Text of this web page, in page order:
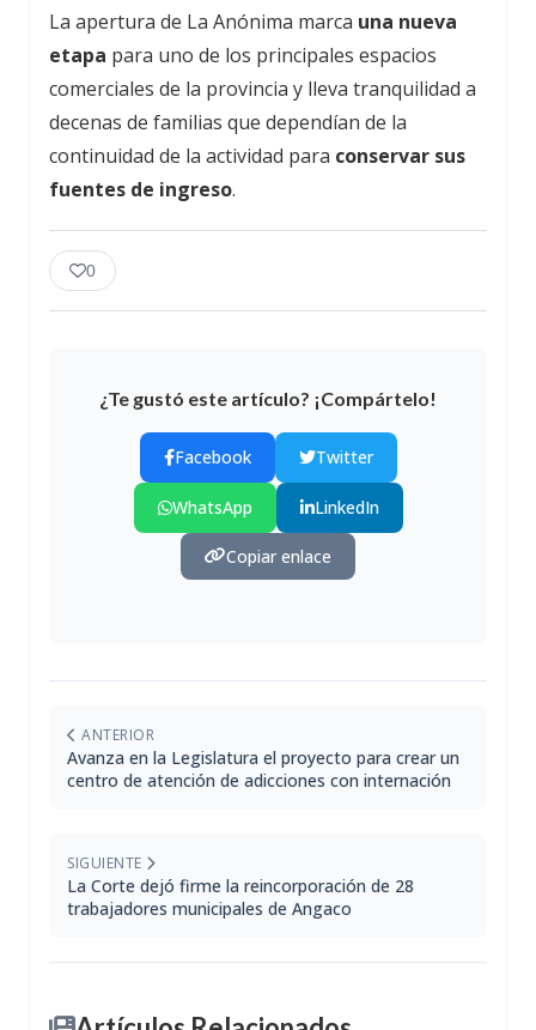
La apertura de La Anónima marca una nueva
etapa para uno de los principales espacios
comerciales de la provincia y lleva tranquilidad a
decenas de familias que dependían de la
continuidad de la actividad para conservar sus
fuentes de ingreso.
0
¿Te gustó este artículo? ¡Compártelo!
Facebook Twitter
WhatsApp LinkedIn
Copiar enlace
ANTERIOR
Avanza en la Legislatura el proyecto para crear un
centro de atención de adicciones con internación
SIGUIENTE
La Corte dejó firme la reincorporación de 28
trabajadores municipales de Angaco